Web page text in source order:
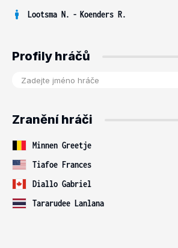
Lootsma N. - Koenders R.
Profily hráčů
Zranění hráči
Minnen Greetje
Tiafoe Frances
Diallo Gabriel
Tararudee Lanlana